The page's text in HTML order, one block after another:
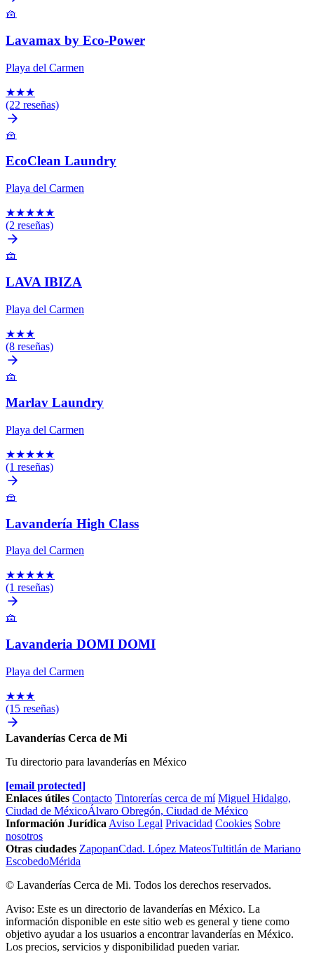
🧺
Lavamax by Eco-Power
Playa del Carmen
★★★
(22 reseñas)
🧺
EcoClean Laundry
Playa del Carmen
★★★★★
(2 reseñas)
🧺
LAVA IBIZA
Playa del Carmen
★★★
(8 reseñas)
🧺
Marlav Laundry
Playa del Carmen
★★★★★
(1 reseñas)
🧺
Lavandería High Class
Playa del Carmen
★★★★★
(1 reseñas)
🧺
Lavanderia DOMI DOMI
Playa del Carmen
★★★
(15 reseñas)
Lavanderías Cerca de Mi
Tu directorio para lavanderías en México
[email protected]
Enlaces útiles Contacto Tintorerías cerca de mí Miguel Hidalgo,
Ciudad de MéxicoÁlvaro Obregón, Ciudad de México
Información Jurídica Aviso Legal Privacidad Cookies Sobre
nosotros
Otras ciudades ZapopanCdad. López MateosTultitlán de Mariano
EscobedoMérida
© Lavanderías Cerca de Mi. Todos los derechos reservados.
Aviso: Este es un directorio de lavanderías en México. La
información disponible en este sitio web es general y tiene como
objetivo ayudar a los usuarios a encontrar lavanderías en México.
Los precios, servicios y disponibilidad pueden variar.